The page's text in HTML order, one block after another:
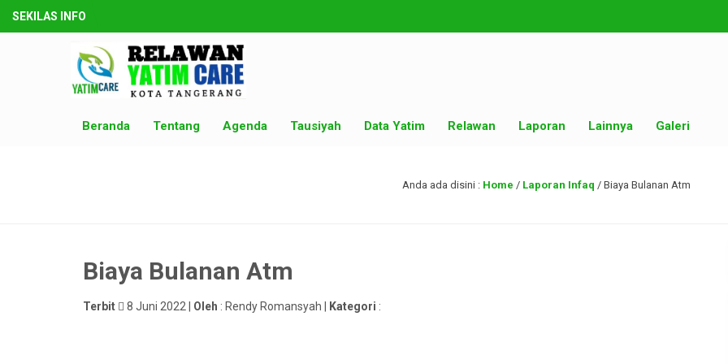
SEKILAS INFO
Beranda Tentang Agenda Tausiyah Data Yatim Relawan Laporan Lainnya Galeri
Anda ada disini : Home / Laporan Infaq / Biaya Bulanan Atm
Biaya Bulanan Atm
Terbit 8 Juni 2022 | Oleh : Rendy Romansyah | Kategori :